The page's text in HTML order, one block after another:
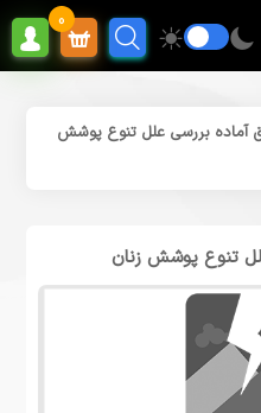
0
آماده بررسی علل تنوع پوشش
تنوع پوشش زنان